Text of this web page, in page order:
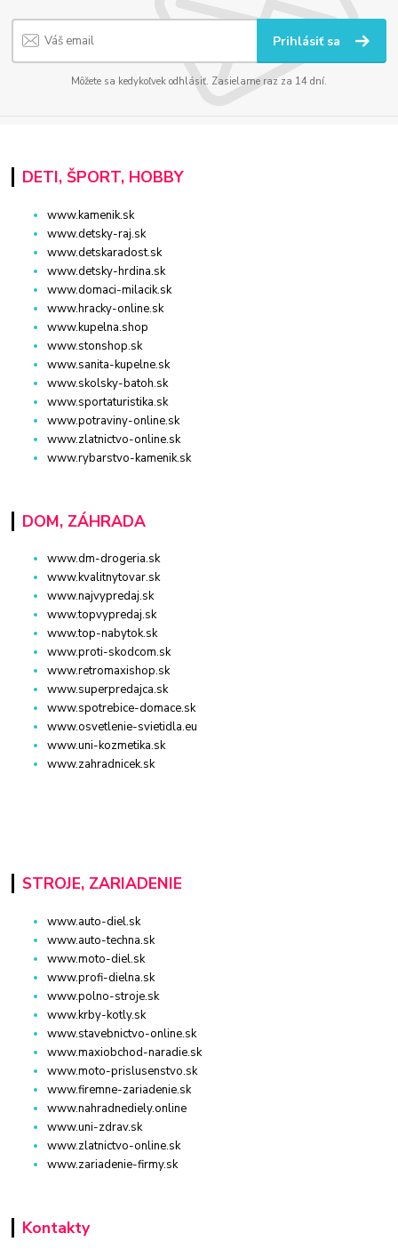
Prihlásiť sa
Môžete sa kedykoľvek odhlásiť. Zasielame raz za 14 dní.
DETI, ŠPORT, HOBBY
www.kamenik.sk
www.detsky-raj.sk
www.detskaradost.sk
www.detsky-hrdina.sk
www.domaci-milacik.sk
www.hracky-online.sk
www.kupelna.shop
www.stonshop.sk
www.sanita-kupelne.sk
www.skolsky-batoh.sk
www.sportaturistika.sk
www.potraviny-online.sk
www.zlatnictvo-online.sk
www.rybarstvo-kamenik.sk
DOM, ZÁHRADA
www.dm-drogeria.sk
www.kvalitnytovar.sk
www.najvypredaj.sk
www.topvypredaj.sk
www.top-nabytok.sk
www.proti-skodcom.sk
www.retromaxishop.sk
www.superpredajca.sk
www.spotrebice-domace.sk
www.osvetlenie-svietidla.eu
www.uni-kozmetika.sk
www.zahradnicek.sk
STROJE, ZARIADENIE
www.auto-diel.sk
www.auto-techna.sk
www.moto-diel.sk
www.profi-dielna.sk
www.polno-stroje.sk
www.krby-kotly.sk
www.stavebnictvo-online.sk
www.maxiobchod-naradie.sk
www.moto-prislusenstvo.sk
www.firemne-zariadenie.sk
www.nahradnediely.online
www.uni-zdrav.sk
www.zlatnictvo-online.sk
www.zariadenie-firmy.sk
Kontakty